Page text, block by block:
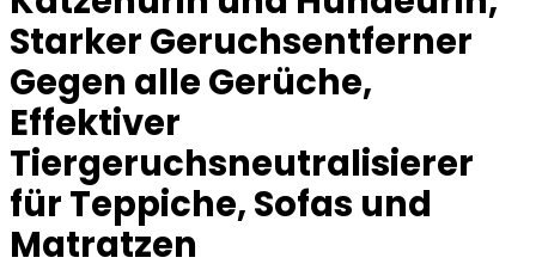
Starker Geruchsentferner
Gegen alle Gerüche,
Effektiver
Tiergeruchsneutralisierer
für Teppiche, Sofas und
Matratzen